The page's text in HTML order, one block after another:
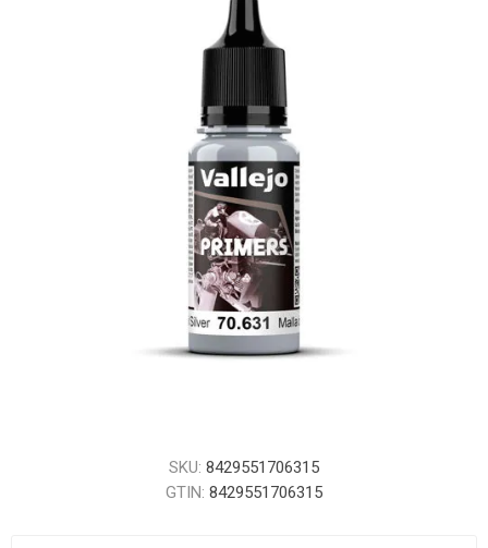
SKU: 8429551706315
GTIN: 8429551706315